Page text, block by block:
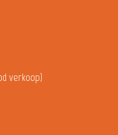
verkoop)